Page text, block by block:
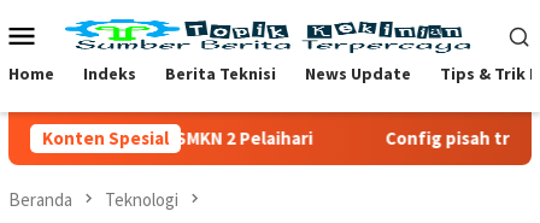
ke
Menu
Mobile
Home Indeks Berita Teknisi News Update Tips & Trik
Konten Spesial
PPDB SMKN 2 Pelaihari Config pisah trafik clash for
Beranda Teknologi